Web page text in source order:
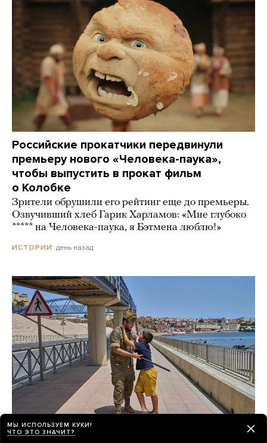
Российские прокатчики передвинули
премьеру нового «Человека-паука»,
чтобы выпустить в прокат фильм
о Колобке
Зрители обрушили его рейтинг еще до премьеры.
Озвучивший хлеб Гарик Харламов: «Мне глубоко
***** на Человека-паука, я Бэтмена люблю!»
ИСТОРИИ день назад
МЫ ИСПОЛЬЗУЕМ КУКИ!
ЧТО ЭТО ЗНАЧИТ?